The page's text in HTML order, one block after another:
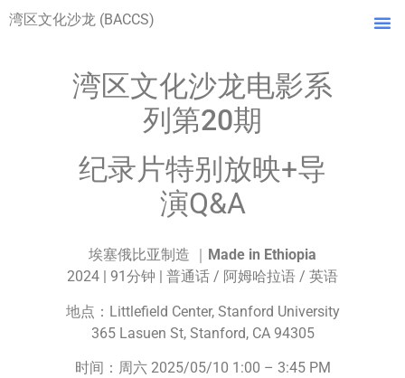
湾区文化沙龙 (BACCS)
湾区文化沙龙电影系
列第20期
纪录片特别放映+导
演Q&A
埃塞俄比亚制造 ｜
Made in Ethiopia
2024 | 91分钟 | 普通话 / 阿姆哈拉语 / 英语
地点：Littlefield Center, Stanford University
365 Lasuen St, Stanford, CA 94305
时间：周六 2025/05/10 1:00 – 3:45 PM